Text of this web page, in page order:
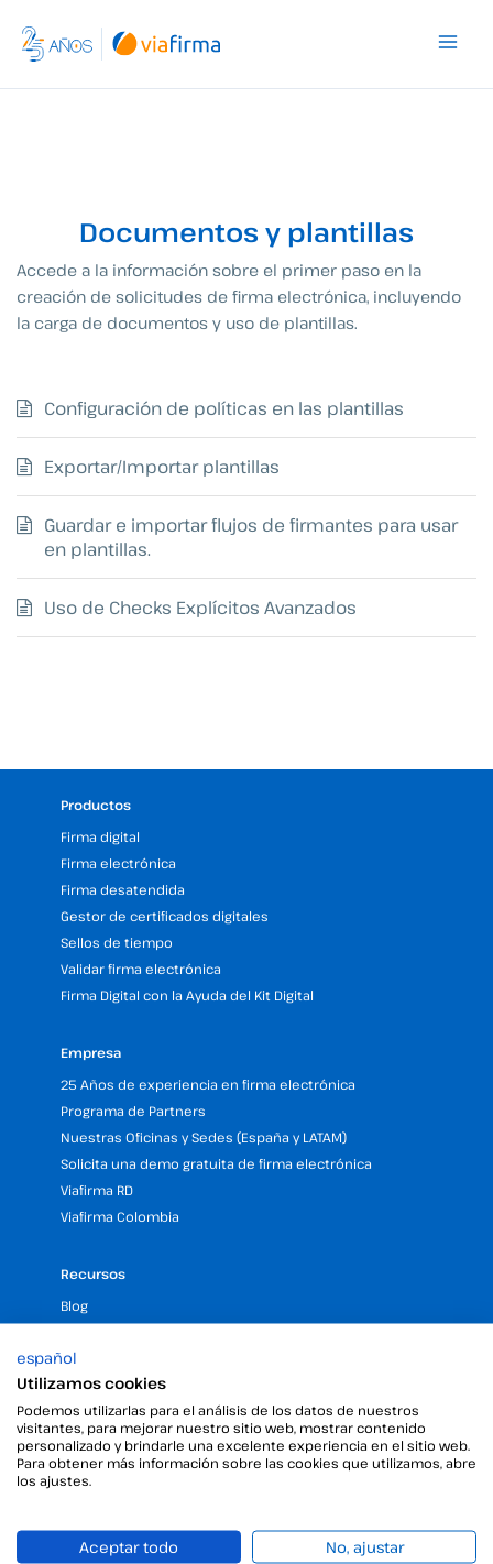
contenido
Documentos y plantillas
Accede a la información sobre el primer paso en la
creación de solicitudes de firma electrónica, incluyendo
la carga de documentos y uso de plantillas.
Configuración de políticas en las plantillas
Exportar/Importar plantillas
Guardar e importar flujos de firmantes para usar
en plantillas.
Uso de Checks Explícitos Avanzados
Productos
Firma digital
Firma electrónica
Firma desatendida
Gestor de certificados digitales
Sellos de tiempo
Validar firma electrónica
Firma Digital con la Ayuda del Kit Digital
Empresa
25 Años de experiencia en firma electrónica
Programa de Partners
Nuestras Oficinas y Sedes (España y LATAM)
Solicita una demo gratuita de firma electrónica
Viafirma RD
Viafirma Colombia
Recursos
Blog
API
RSC
FAQs
Trabaja con nosotros
Validez Jurídica de la Firma Electrónica
Autoridad de certificación
español
Utilizamos cookies
Podemos utilizarlas para el análisis de los datos de nuestros
visitantes, para mejorar nuestro sitio web, mostrar contenido
personalizado y brindarle una excelente experiencia en el sitio web.
Para obtener más información sobre las cookies que utilizamos, abre
los ajustes.
Aceptar todo
No, ajustar